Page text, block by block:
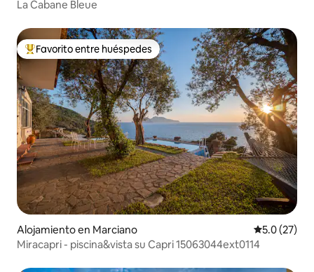
La Cabane Bleue
Favorito entre huéspedes preferido
Favorito entre huéspedes
Alojamiento en Marciano Calificación
5.0 (27)
Miracapri - piscina&vista su Capri 15063044ext0114